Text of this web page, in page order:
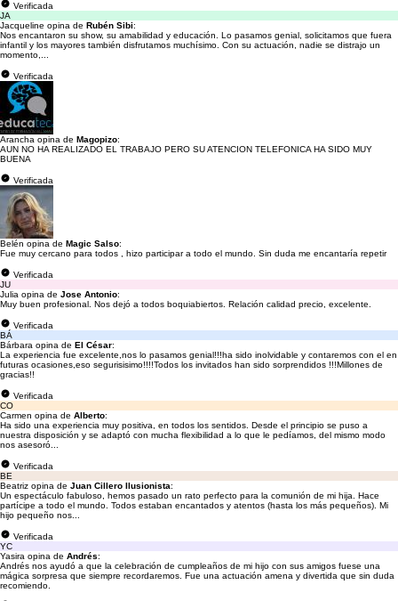
Verificada
JA
Jacqueline opina de Rubén Sibi:
Nos encantaron su show, su amabilidad y educación. Lo pasamos genial, solicitamos que fuera
infantil y los mayores también disfrutamos muchísimo. Con su actuación, nadie se distrajo un
momento,...
Verificada
Arancha opina de Magopizo:
AUN NO HA REALIZADO EL TRABAJO PERO SU ATENCION TELEFONICA HA SIDO MUY
BUENA
Verificada
Belén opina de Magic Salso:
Fue muy cercano para todos , hizo participar a todo el mundo. Sin duda me encantaría repetir
Verificada
JU
Julia opina de Jose Antonio:
Muy buen profesional. Nos dejó a todos boquiabiertos. Relación calidad precio, excelente.
Verificada
BÁ
Bárbara opina de El César:
La experiencia fue excelente,nos lo pasamos genial!!!ha sido inolvidable y contaremos con el en
futuras ocasiones,eso segurisisimo!!!!Todos los invitados han sido sorprendidos !!!Millones de
gracias!!
Verificada
CO
Carmen opina de Alberto:
Ha sido una experiencia muy positiva, en todos los sentidos. Desde el principio se puso a
nuestra disposición y se adaptó con mucha flexibilidad a lo que le pedíamos, del mismo modo
nos asesoró...
Verificada
BE
Beatriz opina de Juan Cillero Ilusionista:
Un espectáculo fabuloso, hemos pasado un rato perfecto para la comunión de mi hija. Hace
partícipe a todo el mundo. Todos estaban encantados y atentos (hasta los más pequeños). Mi
hijo pequeño nos...
Verificada
YC
Yasira opina de Andrés:
Andrés nos ayudó a que la celebración de cumpleaños de mi hijo con sus amigos fuese una
mágica sorpresa que siempre recordaremos. Fue una actuación amena y divertida que sin duda
recomiendo.